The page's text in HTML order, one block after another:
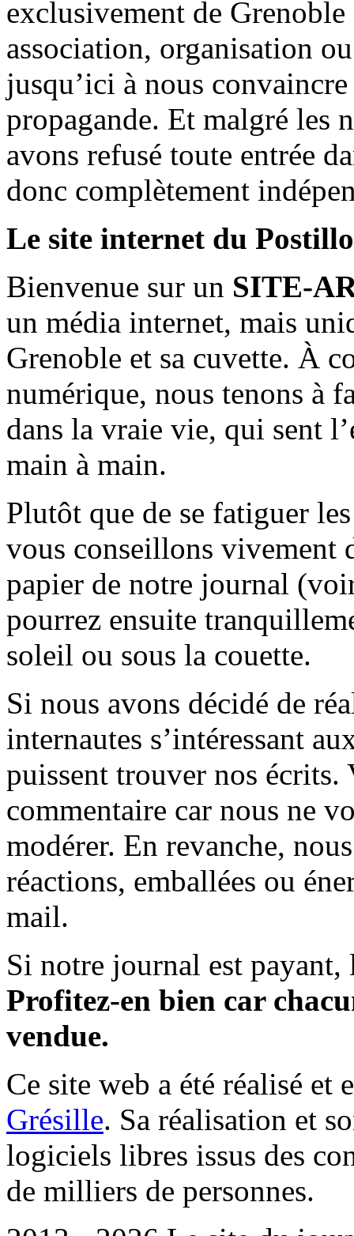
exclusivement de
association, organisation
jusqu’ici à nous
propagande. Et malgré les
avons refusé toute entrée
donc complètement
Le site internet du
Bienvenue sur un SITE-
un média internet, mais
Grenoble et sa cuvette. À
numérique, nous tenons à
dans la vraie vie, qui sent
main à main.
Plutôt que de se fatiguer
vous conseillons vivement
papier de notre journal
pourrez ensuite
soleil ou sous la couette.
Si nous avons décidé de
internautes s’intéressant
puissent trouver nos écrits.
commentaire car nous ne
modérer. En revanche,
réactions, emballées ou
mail.
Si notre journal est payant,
Profitez-en bien car
vendue.
Ce site web a été réalisé et
Grésille. Sa réalisation et
logiciels libres issus des
de milliers de personnes.